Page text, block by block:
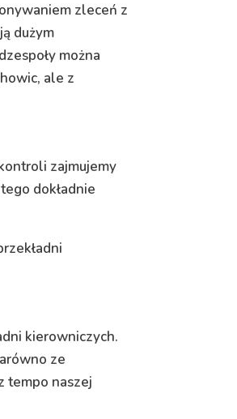
zleceń z
dużym
można
ale z
zajmujemy
dokładnie
kierowniczych.
ze
tempo naszej